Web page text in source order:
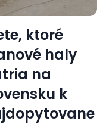
Viac
len